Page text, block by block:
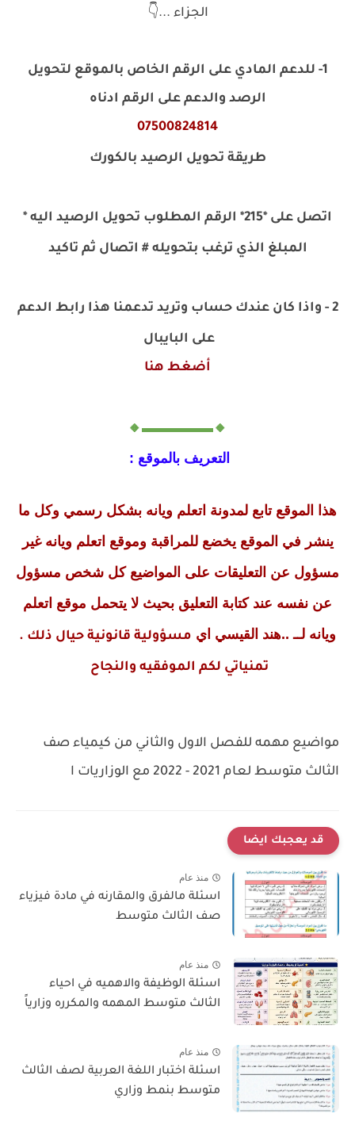
الجزاء ...👇
1- للدعم المادي على الرقم الخاص بالموقع لتحويل
الرصد والدعم على الرقم ادناه
07500824814
طريقة تحويل الرصيد بالكورك
اتصل على *215* الرقم المطلوب تحويل الرصيد اليه *
المبلغ الذي ترغب بتحويله # اتصال ثم تاكيد
2 - واذا كان عندك حساب وتريد تدعمنا هذا رابط الدعم
على البايبال
أضغط هنا
🔸▬▬▬▬▬🔸
التعريف بالموقع :
هذا الموقع تابع لمدونة اتعلم ويانه بشكل رسمي وكل ما
ينشر في الموقع يخضع للمراقبة وموقع اتعلم ويانه غير
مسؤول عن التعليقات على المواضيع كل شخص مسؤول
عن نفسه عند كتابة التعليق بحيث لا يتحمل موقع اتعلم
ويانه لــ ..هند القيسي اي مسؤولية قانونية حيال ذلك .
تمنياتي لكم الموفقيه والنجاح
مواضيع مهمه للفصل الاول والثاني من كيمياء صف
الثالث متوسط لعام 2021 - 2022 مع الوزاريات ا
قد يعجبك ايضا
منذ عام
اسئلة مالفرق والمقارنه في مادة فيزياء
صف الثالث متوسط
منذ عام
اسئلة الوظيفة والاهميه في احياء
الثالث متوسط المهمه والمكرره وزارياً
منذ عام
اسئلة اختبار اللغة العربية لصف الثالث
متوسط بنمط وزاري